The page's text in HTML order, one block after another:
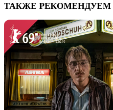
ТАКЖЕ РЕКОМЕНДУЕМ